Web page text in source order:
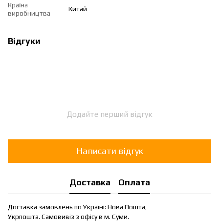
Країна
виробництва
Китай
Відгуки
Додайте перший відгук
Написати відгук
Доставка Оплата
Доставка замовлень по Україні: Нова Пошта,
Укрпошта. Самовивіз з офісу в м. Суми.